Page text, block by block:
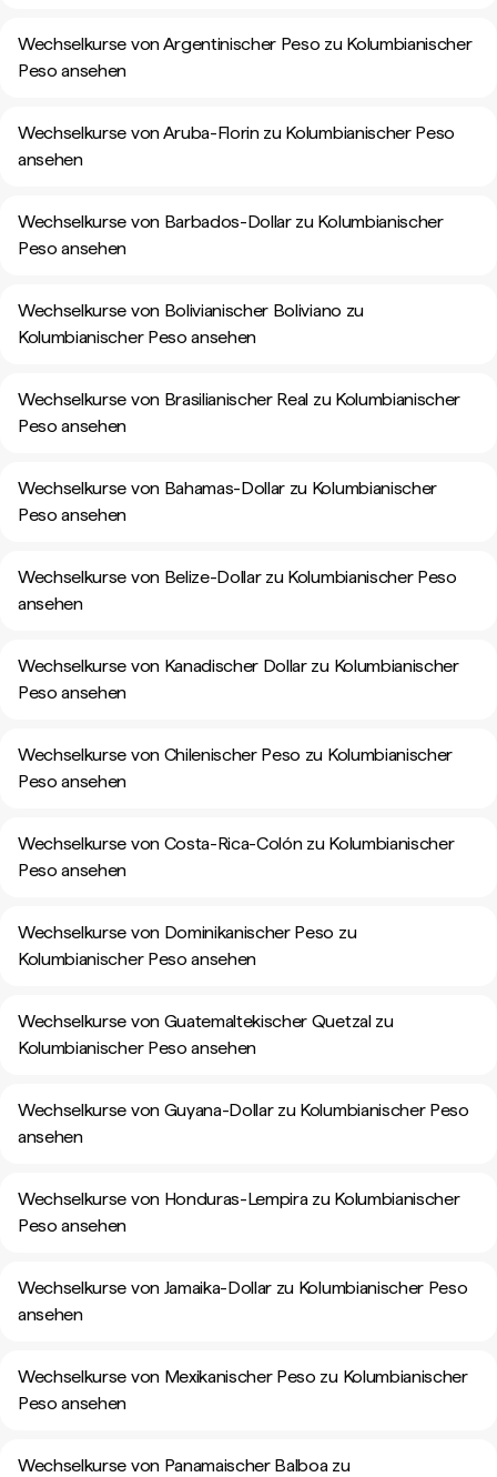
Wechselkurse von Argentinischer Peso zu Kolumbianischer
Peso ansehen
Wechselkurse von Aruba-Florin zu Kolumbianischer Peso
ansehen
Wechselkurse von Barbados-Dollar zu Kolumbianischer
Peso ansehen
Wechselkurse von Bolivianischer Boliviano zu
Kolumbianischer Peso ansehen
Wechselkurse von Brasilianischer Real zu Kolumbianischer
Peso ansehen
Wechselkurse von Bahamas-Dollar zu Kolumbianischer
Peso ansehen
Wechselkurse von Belize-Dollar zu Kolumbianischer Peso
ansehen
Wechselkurse von Kanadischer Dollar zu Kolumbianischer
Peso ansehen
Wechselkurse von Chilenischer Peso zu Kolumbianischer
Peso ansehen
Wechselkurse von Costa-Rica-Colón zu Kolumbianischer
Peso ansehen
Wechselkurse von Dominikanischer Peso zu
Kolumbianischer Peso ansehen
Wechselkurse von Guatemaltekischer Quetzal zu
Kolumbianischer Peso ansehen
Wechselkurse von Guyana-Dollar zu Kolumbianischer Peso
ansehen
Wechselkurse von Honduras-Lempira zu Kolumbianischer
Peso ansehen
Wechselkurse von Jamaika-Dollar zu Kolumbianischer Peso
ansehen
Wechselkurse von Mexikanischer Peso zu Kolumbianischer
Peso ansehen
Wechselkurse von Panamaischer Balboa zu